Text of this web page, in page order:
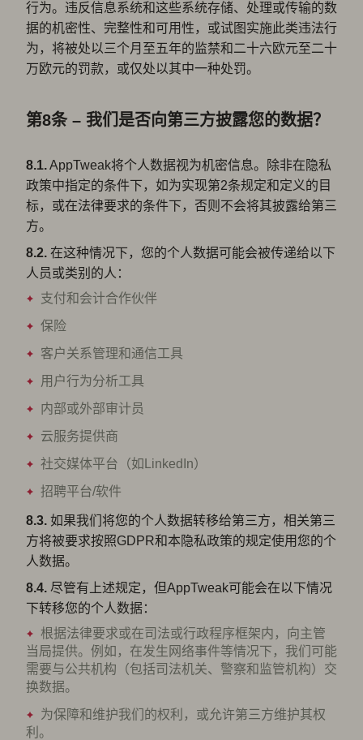
行为。违反信息系统和这些系统存储、处理或传输的数
据的机密性、完整性和可用性，或试图实施此类违法行
为，将被处以三个月至五年的监禁和二十六欧元至二十
万欧元的罚款，或仅处以其中一种处罚。
第8条 – 我们是否向第三方披露您的数据？
8.1.AppTweak将个人数据视为机密信息。除非在隐私
政策中指定的条件下，如为实现第2条规定和定义的目
标，或在法律要求的条件下，否则不会将其披露给第三
方。
8.2. 在这种情况下，您的个人数据可能会被传递给以下
人员或类别的人：
支付和会计合作伙伴
保险
客户关系管理和通信工具
用户行为分析工具
内部或外部审计员
云服务提供商
社交媒体平台（如LinkedIn）
招聘平台/软件
8.3. 如果我们将您的个人数据转移给第三方，相关第三
方将被要求按照GDPR和本隐私政策的规定使用您的个
人数据。
8.4. 尽管有上述规定，但AppTweak可能会在以下情况
下转移您的个人数据：
根据法律要求或在司法或行政程序框架内，向主管
当局提供。例如，在发生网络事件等情况下，我们可能
需要与公共机构（包括司法机关、警察和监管机构）交
换数据。
为保障和维护我们的权利，或允许第三方维护其权
利。